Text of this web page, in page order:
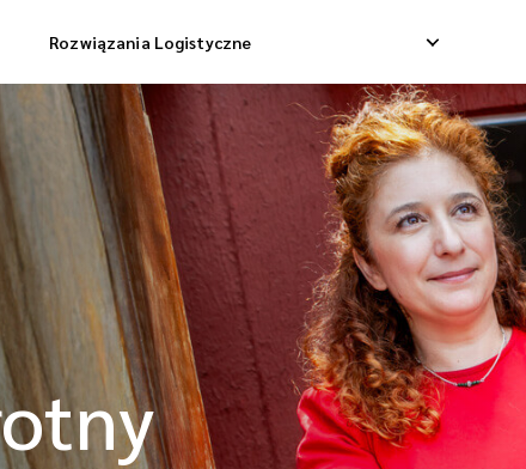
Rozwiązania Logistyczne
Dostawa Dropshippingowa
Dostawa Towarowa
Konsolidacja Wysyłek
Odbiór Zwrotny
Zarządzanie Zwrotami